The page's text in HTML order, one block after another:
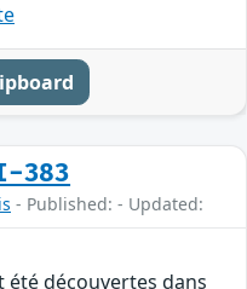
383
- Published: - Updated:
découvertes dans